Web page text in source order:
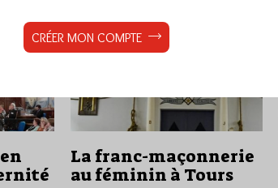
La franc-maçonnerie
au féminin à Tours
CRÉER MON COMPTE